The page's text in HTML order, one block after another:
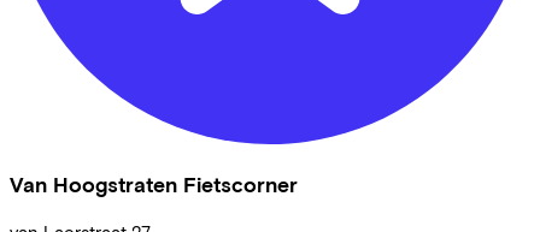
Van Hoogstraten Fietscorner